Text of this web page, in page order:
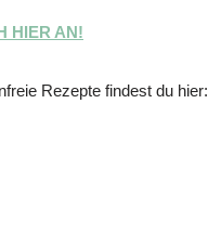
HIER AN!
Rezepte findest du hier: